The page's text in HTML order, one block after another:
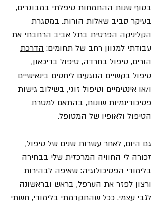
בסוף שנות ההתמחות טיפלתי במבוגרים,
בעיקר סביב שאלות הורות. במסגרת
הקליניקה הפרטית בתל אביב הרחבתי את
עבודתי למגוון רחב של תחומים: הדרכת
הורים, טיפול בחרדה, טיפול בדיכאון,
טיפול בקשיים הנוגעים ליחסים בינאישיים
ו/או אינטימיים וטיפול זוגי, בשילוב גישות
פסיכודינמיות שונות, בהתאם למטרת
הטיפול ולאופיו של המטופל.
גם היום, לאחר עשרות שנים של טיפול,
זכורה לי החוויה המרכזית שלי בבחירה
בלימודי הפסיכולוגיה: שאיפה לבהירות
ורצון לפזר את הערפל, בראש ובראשונה
לגבי עצמי. ככל שהתקדמתי בלימודי, חשתי